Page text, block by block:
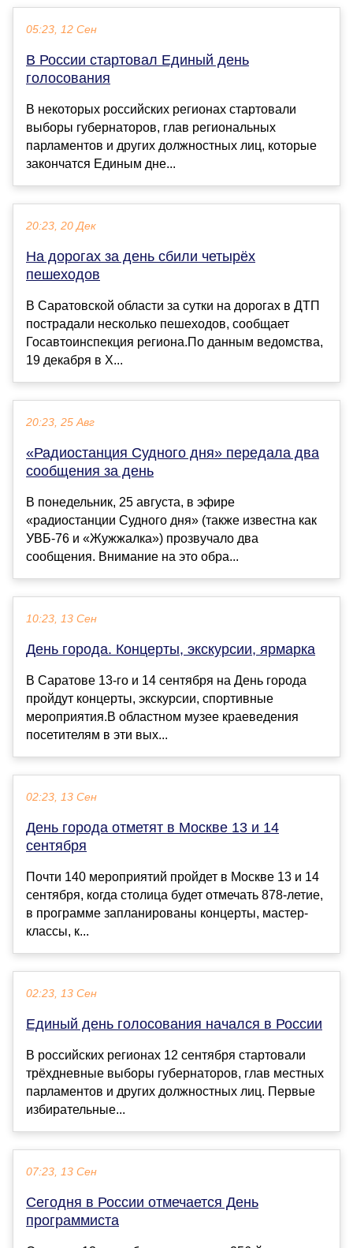
05:23, 12 Сен
В России стартовал Единый день
голосования
В некоторых российских регионах стартовали
выборы губернаторов, глав региональных
парламентов и других должностных лиц, которые
закончатся Единым дне...
20:23, 20 Дек
На дорогах за день сбили четырёх
пешеходов
В Саратовской области за сутки на дорогах в ДТП
пострадали несколько пешеходов, сообщает
Госавтоинспекция региона.По данным ведомства,
19 декабря в Х...
20:23, 25 Авг
«Радиостанция Судного дня» передала два
сообщения за день
В понедельник, 25 августа, в эфире
«радиостанции Судного дня» (также известна как
УВБ-76 и «Жужжалка») прозвучало два
сообщения. Внимание на это обра...
10:23, 13 Сен
День города. Концерты, экскурсии, ярмарка
В Саратове 13-го и 14 сентября на День города
пройдут концерты, экскурсии, спортивные
мероприятия.В областном музее краеведения
посетителям в эти вых...
02:23, 13 Сен
День города отметят в Москве 13 и 14
сентября
Почти 140 мероприятий пройдет в Москве 13 и 14
сентября, когда столица будет отмечать 878-летие,
в программе запланированы концерты, мастер-
классы, к...
02:23, 13 Сен
Единый день голосования начался в России
В российских регионах 12 сентября стартовали
трёхдневные выборы губернаторов, глав местных
парламентов и других должностных лиц. Первые
избирательные...
07:23, 13 Сен
Сегодня в России отмечается День
программиста